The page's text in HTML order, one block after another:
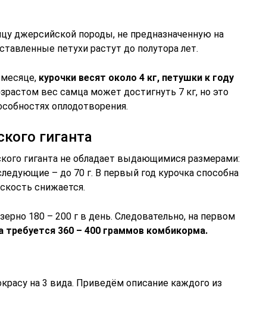
джерсийской породы, не предназначенную на
петухи растут до полутора лет.
курочки весят около 4 кг, петушки к году
вес самца может достигнуть 7 кг, но это
оплодотворения.
гиганта
гиганта не обладает выдающимися размерами:
– до 70 г. В первый год курочка способна
снижается.
180 – 200 г в день. Следовательно, на первом
требуется 360 – 400 граммов комбикорма.
на 3 вида. Приведём описание каждого из